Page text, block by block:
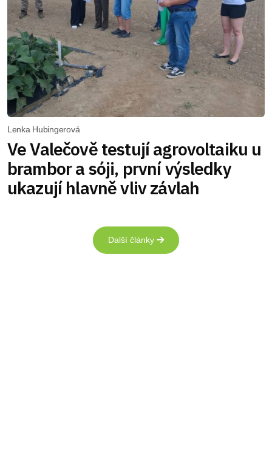
Lenka Hubingerová
Ve Valečově testují agrovoltaiku u
brambor a sóji, první výsledky
ukazují hlavně vliv závlah
Další články